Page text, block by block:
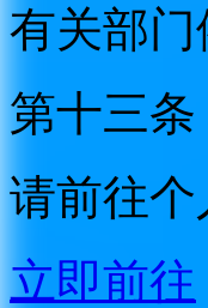
有关部
第十三条
请前往
立即前往